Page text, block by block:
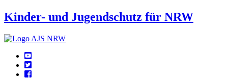
Kinder- und Jugendschutz für NRW